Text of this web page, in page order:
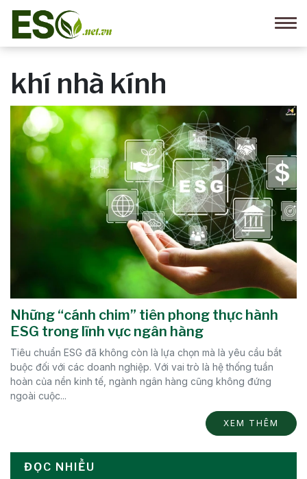
khí nhà kính
Những “cánh chim” tiên phong thực hành
ESG trong lĩnh vực ngân hàng
Tiêu chuẩn ESG đã không còn là lựa chọn mà là yêu cầu bắt
buộc đối với các doanh nghiệp. Với vai trò là hệ thống tuần
hoàn của nền kinh tế, ngành ngân hàng cũng không đứng
ngoài cuộc...
XEM THÊM
ĐỌC NHIỀU